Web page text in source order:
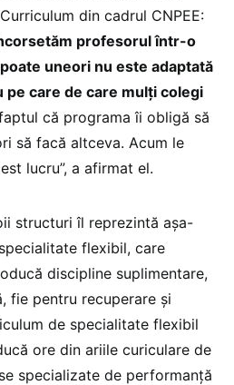
din cadrul CNPEE:
profesorul într-o
uneori nu este adaptată
pe care de care mulți colegi
că programa îi obligă să
să facă altceva. Acum le
lucru”, a afirmat el.
structuri îl reprezintă așa-
flexibil, care
discipline suplimentare,
fie pentru recuperare și
de specialitate flexibil
ore din ariile curiculare de
specializate de performanță